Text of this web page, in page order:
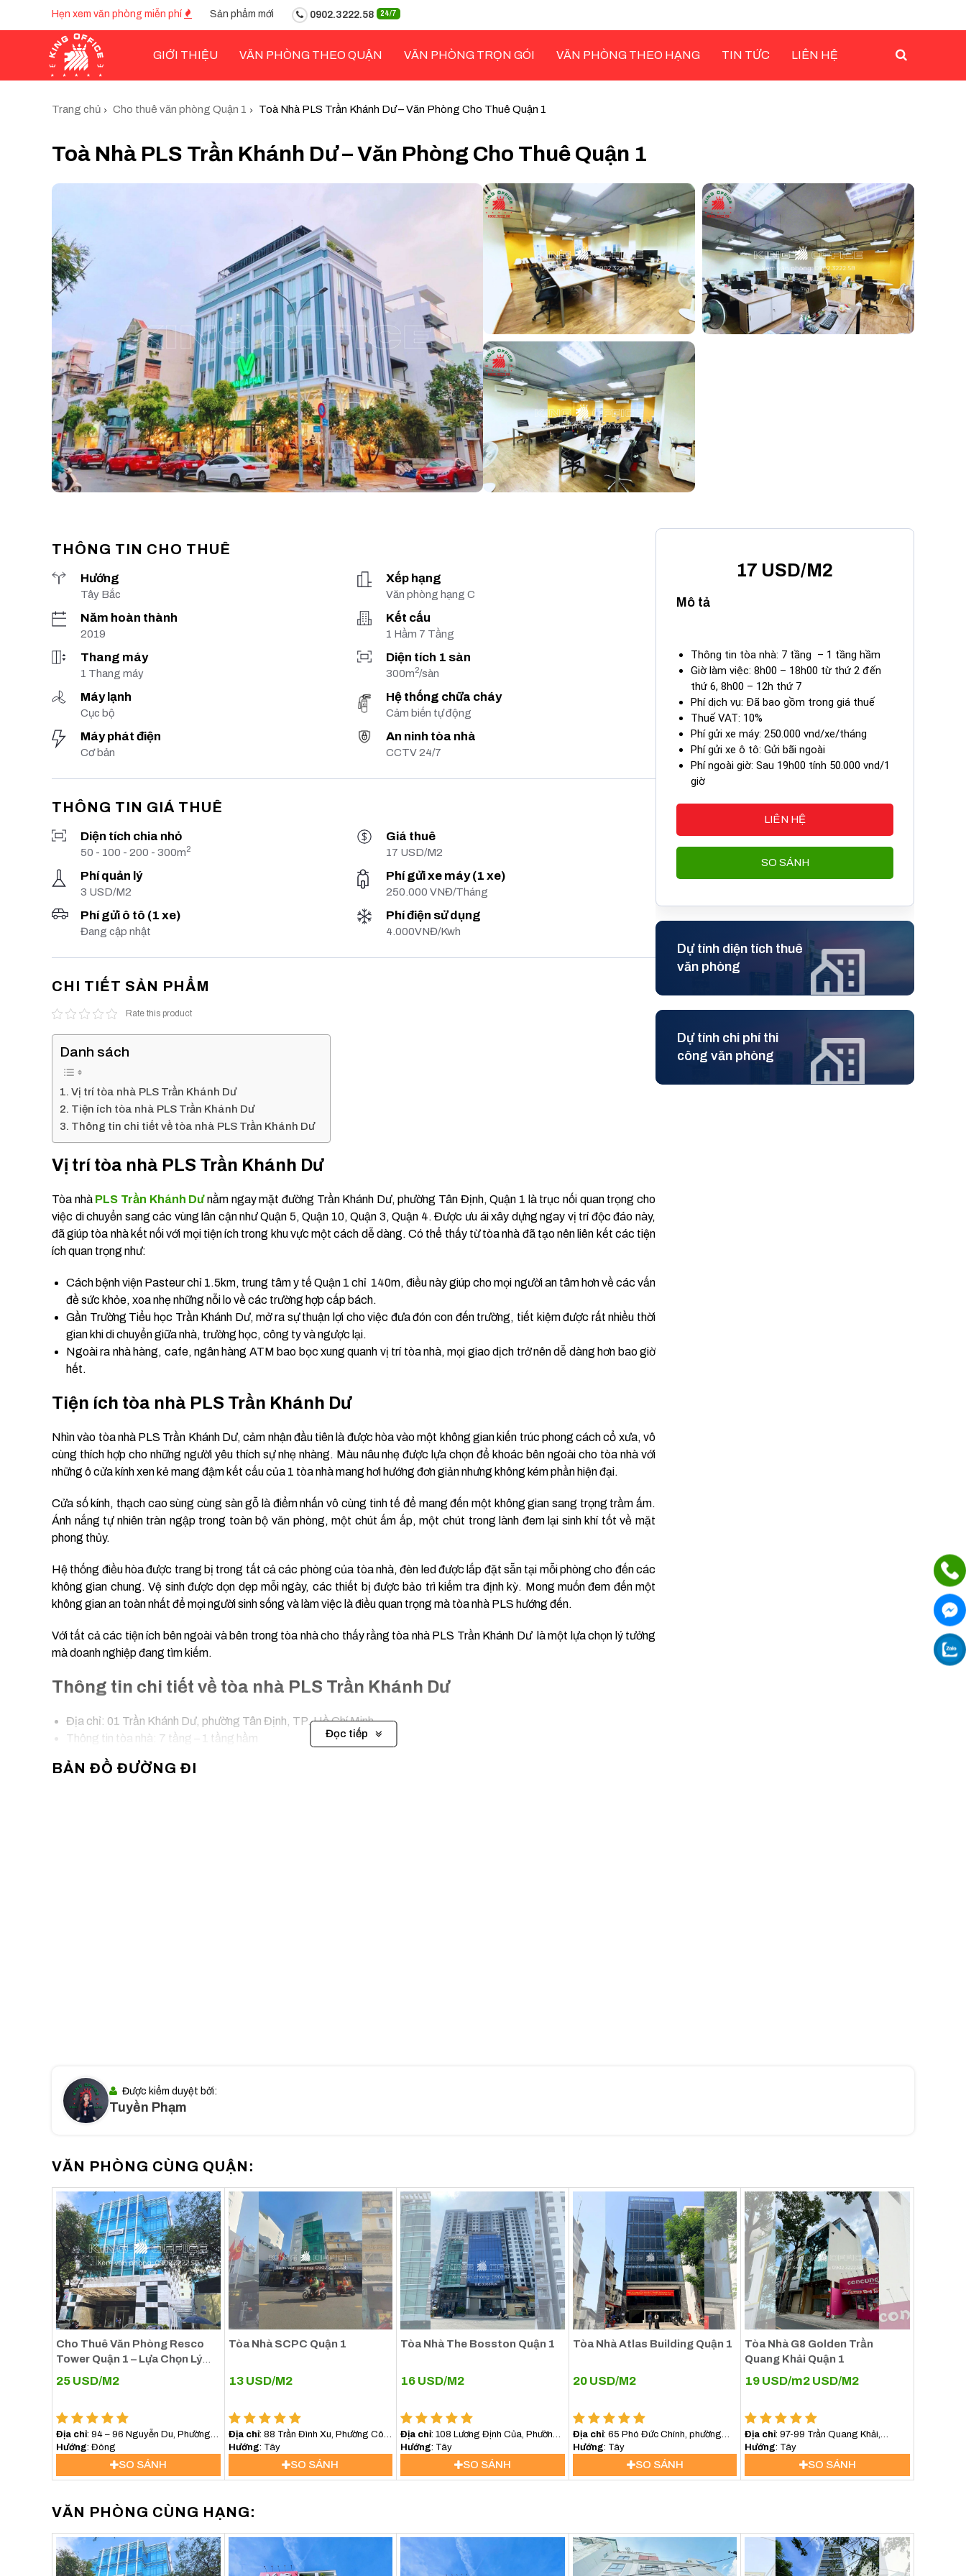
Hẹn xem văn phòng miễn phí Sản phẩm mới 0902.3222.58 24/7
GIỚI THIỆU VĂN PHÒNG THEO QUẬN VĂN PHÒNG TRỌN GÓI VĂN PHÒNG THEO HẠNG TIN TỨC LIÊN HỆ
Trang chủ Cho thuê văn phòng Quận 1 Toà Nhà PLS Trần Khánh Dư – Văn Phòng Cho Thuê Quận 1
Toà Nhà PLS Trần Khánh Dư – Văn Phòng Cho Thuê Quận 1
THÔNG TIN CHO THUÊ
Hướng
Tây Bắc
Xếp hạng
Văn phòng hạng C
Năm hoàn thành
2019
Kết cấu
1 Hầm 7 Tầng
Thang máy
1 Thang máy
Diện tích 1 sàn
300m2/sàn
Máy lạnh
Cục bộ
Hệ thống chữa cháy
Cảm biến tự động
Máy phát điện
Cơ bản
An ninh tòa nhà
CCTV 24/7
THÔNG TIN GIÁ THUÊ
Diện tích chia nhỏ
50 - 100 - 200 - 300m2
Giá thuê
17 USD/M2
Phí quản lý
3 USD/M2
Phí gửi xe máy (1 xe)
250.000 VNĐ/Tháng
Phí gửi ô tô (1 xe)
Đang cập nhật
Phí điện sử dụng
4.000VNĐ/Kwh
CHI TIẾT SẢN PHẨM
Rate this product
Danh sách
Vị trí tòa nhà PLS Trần Khánh Dư
Tiện ích tòa nhà PLS Trần Khánh Dư
Thông tin chi tiết về tòa nhà PLS Trần Khánh Dư
Vị trí tòa nhà PLS Trần Khánh Dư
Tòa nhà PLS Trần Khánh Dưnằm ngay mặt đường Trần Khánh Dư, phường Tân Định, Quận 1 là trục nối quan trọng cho
việc di chuyển sang các vùng lân cận như Quận 5, Quận 10, Quận 3, Quận 4. Được ưu ái xây dựng ngay vị trí độc đáo này,
đã giúp tòa nhà kết nối với mọi tiện ích trong khu vực một cách dễ dàng. Có thể thấy từ tòa nhà đã tạo nên liên kết các tiện
ích quan trọng như:
Cách bệnh viện Pasteur chỉ 1.5km, trung tâm y tế Quận 1 chỉ 140m, điều này giúp cho mọi người an tâm hơn về các vấn
đề sức khỏe, xoa nhẹ những nỗi lo về các trường hợp cấp bách.
Gần Trường Tiểu học Trần Khánh Dư, mở ra sự thuận lợi cho việc đưa đón con đến trường, tiết kiệm được rất nhiều thời
gian khi di chuyển giữa nhà, trường học, công ty và ngược lại.
Ngoài ra nhà hàng, cafe, ngân hàng ATM bao bọc xung quanh vị trí tòa nhà, mọi giao dịch trở nên dễ dàng hơn bao giờ
hết.
Tiện ích tòa nhà PLS Trần Khánh Dư
Nhìn vào tòa nhà PLS Trần Khánh Dư, cảm nhận đầu tiên là được hòa vào một không gian kiến trúc phong cách cổ xưa, vô
cùng thích hợp cho những người yêu thích sự nhẹ nhàng. Màu nâu nhẹ được lựa chọn để khoác bên ngoài cho tòa nhà với
những ô cửa kính xen kẻ mang đậm kết cấu của 1 tòa nhà mang hơi hướng đơn giản nhưng không kém phần hiện đại.
Cửa số kính, thạch cao sùng cùng sàn gỗ là điểm nhấn vô cùng tinh tế để mang đến một không gian sang trọng trầm ấm.
Ánh nắng tự nhiên tràn ngập trong toàn bộ văn phòng, một chút ấm ấp, một chút trong lành đem lại sinh khí tốt về mặt
phong thủy.
Hệ thống điều hòa được trang bị trong tất cả các phòng của tòa nhà, đèn led được lắp đặt sẵn tại mỗi phòng cho đến các
không gian chung. Vệ sinh được dọn dẹp mỗi ngày, các thiết bị được bảo trì kiểm tra định kỳ. Mong muốn đem đến một
không gian an toàn nhất để mọi người sinh sống và làm việc là điều quan trọng mà tòa nhà PLS hướng đến.
Với tất cả các tiện ích bên ngoài và bên trong tòa nhà cho thấy rằng tòa nhà PLS Trần Khánh Dư là một lựa chọn lý tưởng
mà doanh nghiệp đang tìm kiếm.
Thông tin chi tiết về tòa nhà PLS Trần Khánh Dư
Địa chỉ: 01 Trần Khánh Dư, phường Tân Định, TP. Hồ Chí Minh
Thông tin tòa nhà: 7 tầng – 1 tầng hầm
Giờ làm việc: 8h00 – 18h00 từ thứ 2 đến thứ 6, 8h00 – 12h thứ 7
Phí dịch vụ: Đã bao gồm trong giá thuế
Đọc tiếp
17 USD/M2
Mô tả
Thông tin tòa nhà: 7 tầng – 1 tầng hầm
Giờ làm việc: 8h00 – 18h00 từ thứ 2 đến
thứ 6, 8h00 – 12h thứ 7
Phí dịch vụ: Đã bao gồm trong giá thuế
Thuế VAT: 10%
Phí gửi xe máy: 250.000 vnd/xe/tháng
Phí gửi xe ô tô: Gửi bãi ngoài
Phí ngoài giờ: Sau 19h00 tính 50.000 vnd/1
giờ
LIÊN HỆ
SO SÁNH
Dự tính diện tích thuê
văn phòng
Dự tính chi phí thi
công văn phòng
BẢN ĐỒ ĐƯỜNG ĐI
Được kiểm duyệt bởi:
Tuyền Phạm
VĂN PHÒNG CÙNG QUẬN:
Cho Thuê Văn Phòng Resco
Tower Quận 1 – Lựa Chọn Lý
Tưởng Cho Doanh Nghiệp Tại
Trung Tâm TP.HCM
25 USD/M2
Địa chỉ: 94 – 96 Nguyễn Du, Phường
Sài Gòn (Phường Bến Nghé, Quận 1)
Hướng : Đông
SO SÁNH
Tòa Nhà SCPC Quận 1
13USD/M2
Địa chỉ: 88 Trần Đình Xu, Phường Cô
Giang, Quận 1, TP. Hồ Chí Minh
Hướng : Tây
SO SÁNH
Tòa Nhà The Bosston Quận 1
16 USD/M2
Địa chỉ: 108 Lương Định Của, Phường
An Khánh, TP.HCM
Hướng : Tây
SO SÁNH
Tòa Nhà Atlas Building Quận 1
20USD/M2
Địa chỉ: 65 Phó Đức Chính, phường
bến thành, HCM
Hướng : Tây
SO SÁNH
Tòa Nhà G8 Golden Trần
Quang Khải Quận 1
19 USD/m2 USD/M2
Địa chỉ: 97-99 Trần Quang Khải,
Phường Tân Định, TP HCM
Hướng : Tây
SO SÁNH
VĂN PHÒNG CÙNG HẠNG: